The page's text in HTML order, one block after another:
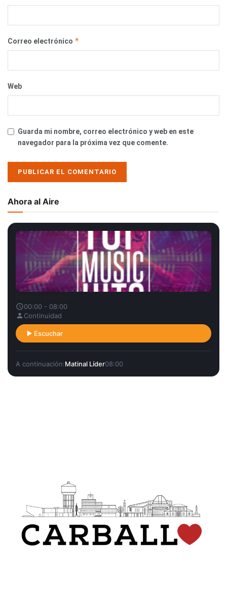
Correo electrónico *
Web
Guarda mi nombre, correo electrónico y web en este
navegador para la próxima vez que comente.
Ahora al Aire
00:00 - 08:00
Continuidad
Escuchar
A continuación:Matinal Líder08:00